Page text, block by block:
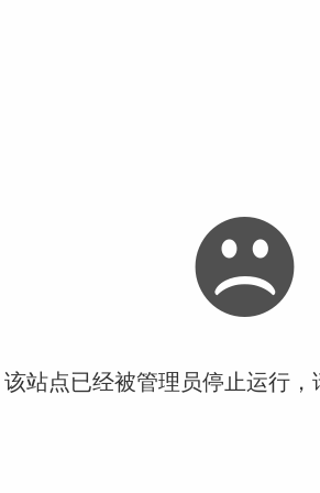
站点已经被管理员停止运行